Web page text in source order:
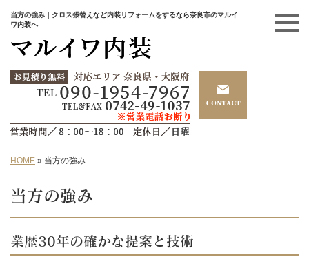
当方の強み｜クロス張替えなど内装リフォームをするなら奈良市のマルイ
ワ内装へ
HOME » 当方の強み
当方の強み
業歴30年の確かな提案と技術